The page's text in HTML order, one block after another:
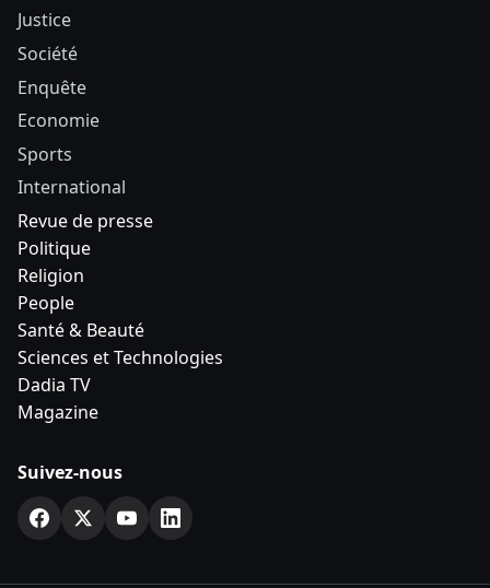
Justice
Société
Enquête
Economie
Sports
International
Revue de presse
Politique
Religion
People
Santé & Beauté
Sciences et Technologies
Dadia TV
Magazine
Suivez-nous